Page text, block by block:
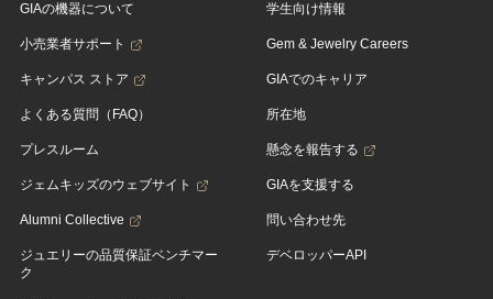
GIAの機器について
小売業者サポート
キャンパス ストア
よくある質問（FAQ）
プレスルーム
ジェムキッズのウェブサイト
Alumni Collective
ジュエリーの品質保証ベンチマー
ク
学生向け情報
Gem & Jewelry Careers
GIAでのキャリア
所在地
懸念を報告する
GIAを支援する
問い合わせ先
デベロッパーAPI